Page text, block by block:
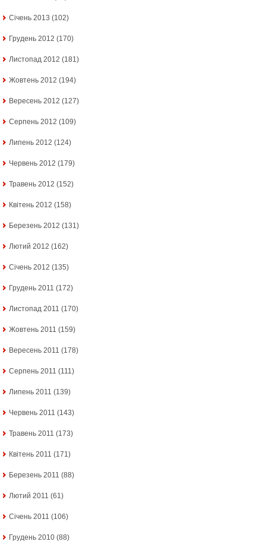
Січень 2013 (102)
Грудень 2012 (170)
Листопад 2012 (181)
Жовтень 2012 (194)
Вересень 2012 (127)
Серпень 2012 (109)
Липень 2012 (124)
Червень 2012 (179)
Травень 2012 (152)
Квітень 2012 (158)
Березень 2012 (131)
Лютий 2012 (162)
Січень 2012 (135)
Грудень 2011 (172)
Листопад 2011 (170)
Жовтень 2011 (159)
Вересень 2011 (178)
Серпень 2011 (111)
Липень 2011 (139)
Червень 2011 (143)
Травень 2011 (173)
Квітень 2011 (171)
Березень 2011 (88)
Лютий 2011 (61)
Січень 2011 (106)
Грудень 2010 (88)